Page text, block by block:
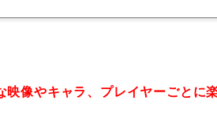
映像やキャラ、プレイヤーごとに